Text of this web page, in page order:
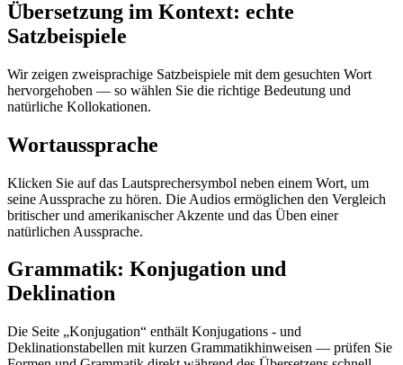
Übersetzung im Kontext: echte
Satzbeispiele
Wir zeigen zweisprachige Satzbeispiele mit dem gesuchten Wort
hervorgehoben — so wählen Sie die richtige Bedeutung und
natürliche Kollokationen.
Wortaussprache
Klicken Sie auf das Lautsprechersymbol neben einem Wort, um
seine Aussprache zu hören. Die Audios ermöglichen den Vergleich
britischer und amerikanischer Akzente und das Üben einer
natürlichen Aussprache.
Grammatik: Konjugation und
Deklination
Die Seite „Konjugation“ enthält Konjugations - und
Deklinationstabellen mit kurzen Grammatikhinweisen — prüfen Sie